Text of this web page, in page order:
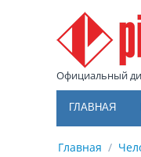
Официальный
ГЛАВНАЯ
Главная /